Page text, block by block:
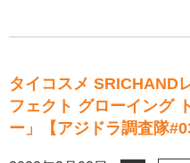
タイコスメ SRICHAND
フェクト グローイング
ー」【アジドラ調査隊